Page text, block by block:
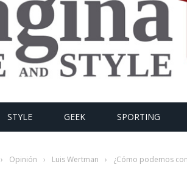
STYLE GEEK SPORTING
› Opinión › Luis Wertman › ¿Cómo podemos